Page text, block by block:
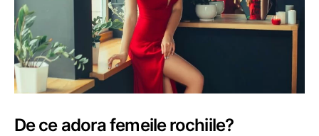
De ce adora femeile rochiile?